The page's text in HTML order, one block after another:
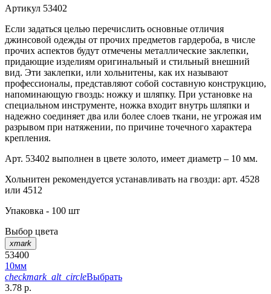
Артикул 53402
Если задаться целью перечислить основные отличия
джинсовой одежды от прочих предметов гардероба, в числе
прочих аспектов будут отмечены металлические заклепки,
придающие изделиям оригинальный и стильный внешний
вид. Эти заклепки, или хольнитены, как их называют
профессионалы, представляют собой составную конструкцию,
напоминающую гвоздь: ножку и шляпку. При установке на
специальном инструменте, ножка входит внутрь шляпки и
надежно соединяет два или более слоев ткани, не угрожая им
разрывом при натяжении, по причине точечного характера
крепления.
Арт. 53402 выполнен в цвете золото, имеет диаметр – 10 мм.
Хольнитен рекомендуется устанавливать на гвозди: арт. 4528
или 4512
Упаковка - 100 шт
Выбор цвета
xmark
53400
10мм
checkmark_alt_circleВыбрать
3.78 р.